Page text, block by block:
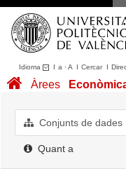
Idioma I a ·A I CercarI
Conjunts de dades
Quant a
Àrees
Conjunts de dades
Quant a